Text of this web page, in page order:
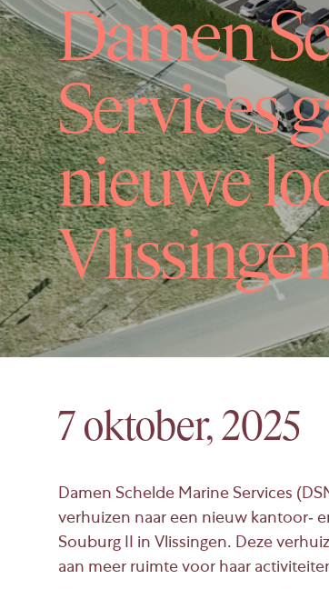
Damen
Services
nieuwe
7 oktober, 2025
Damen Schelde Marine Services
verhuizen naar een nieuw kantoor-
Souburg II in Vlissingen. Deze
aan meer ruimte voor haar